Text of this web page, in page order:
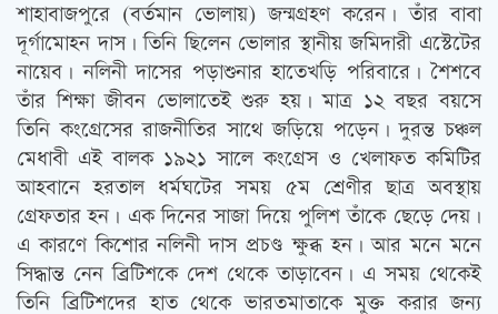
শাহাবাজপুরে (বর্তমান ভোলায়) জন্মগ্রহণ করেন। তাঁর বাবা
দূর্গামোহন দাস। তিনি ছিলেন ভোলার স্থানীয় জমিদারী এস্টেটের
নায়েব। নলিনী দাসের পড়াশুনার হাতেখড়ি পরিবারে। শৈশবে
তাঁর শিক্ষা জীবন ভোলাতেই শুরু হয়। মাত্র ১২ বছর বয়সে
তিনি কংগ্রেসের রাজনীতির সাথে জড়িয়ে পড়েন। দুরন্ত চঞ্চল
মেধাবী এই বালক ১৯২১ সালে কংগ্রেস ও খেলাফত কমিটির
আহবানে হরতাল ধর্মঘটের সময় ৫ম শ্রেণীর ছাত্র অবস্থায়
গ্রেফতার হন। এক দিনের সাজা দিয়ে পুলিশ তাঁকে ছেড়ে দেয়।
এ কারণে কিশোর নলিনী দাস প্রচণ্ড ক্ষুব্ধ হন। আর মনে মনে
সিদ্ধান্ত নেন ব্রিটিশকে দেশ থেকে তাড়াবেন। এ সময় থেকেই
তিনি ব্রিটিশদের হাত থেকে ভারতমাতাকে মুক্ত করার জন্য